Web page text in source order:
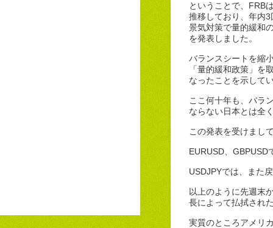
ということで、FRB
推移しており、年内
景気対策で量的緩和
を発表しました。
バランスシートを縮
「量的緩和政策」を
なったことを示して
ここ何十年も、バラ
ならない日本とは全
この発表を受けまし
EURUSD、GBPUSD
USDJPYでは、また
以上のように先週末
長によって払拭され
実質のところアメリ